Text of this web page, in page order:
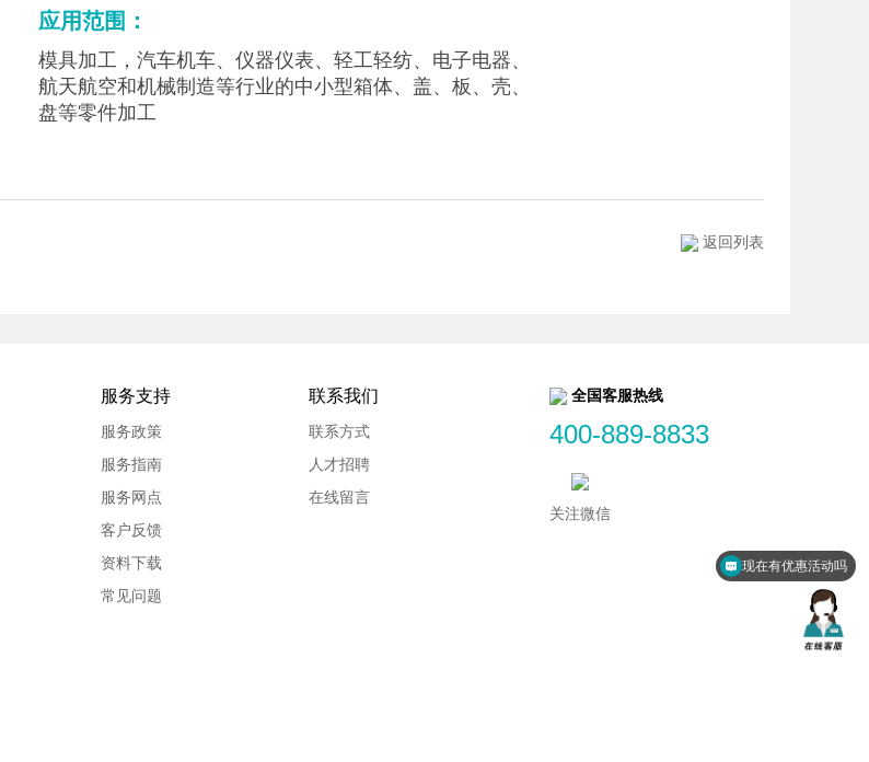
应用范围：
模具加工，汽车机车、仪器仪表、轻工轻纺、电子电器、
航天航空和机械制造等行业的中小型箱体、盖、板、壳、
盘等零件加工
返回列表
服务支持
服务政策
服务指南
服务网点
客户反馈
资料下载
常见问题
联系我们
联系方式
人才招聘
在线留言
全国客服热线
400-889-8833
关注微信
现在有优惠活动吗